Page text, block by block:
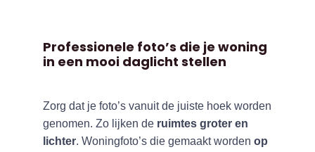
Professionele foto’s die je woning
in een mooi daglicht stellen
Zorg dat je foto’s vanuit de juiste hoek worden
genomen. Zo lijken de ruimtes groter en
lichter. Woningfoto’s die gemaakt worden op